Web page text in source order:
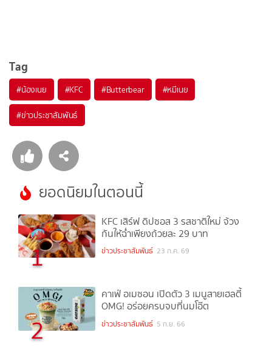
Tag
#น้องเนย #KFC #Butterbear #หมีเนย
#ข่าวประชาสัมพันธ์
ยอดนิยมในตอนนี้
1
KFC เสิร์ฟ ดิปซอส 3 รสชาติใหม่ จ้วง
กันให้ฉ่ำเพียงถ้วยละ 29 บาท
ข่าวประชาสัมพันธ์ 23 ก.ค. 69
2
คาเฟ่ อเมซอน เปิดตัว 3 เมนูสายเฮลตี้
OMG! อร่อยครบจบที่นมโอ๊ต
ข่าวประชาสัมพันธ์ 5 ก.ย. 66